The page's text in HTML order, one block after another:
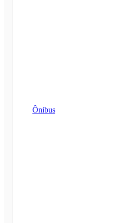
Ônibus